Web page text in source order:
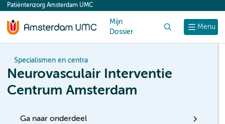
content
Menu
Patiëntenzorg Amsterdam UMC
Mijn
Dossier
Specialismen en centra
Neurovasculair Interventie
Centrum Amsterdam
Ga naar onderdeel